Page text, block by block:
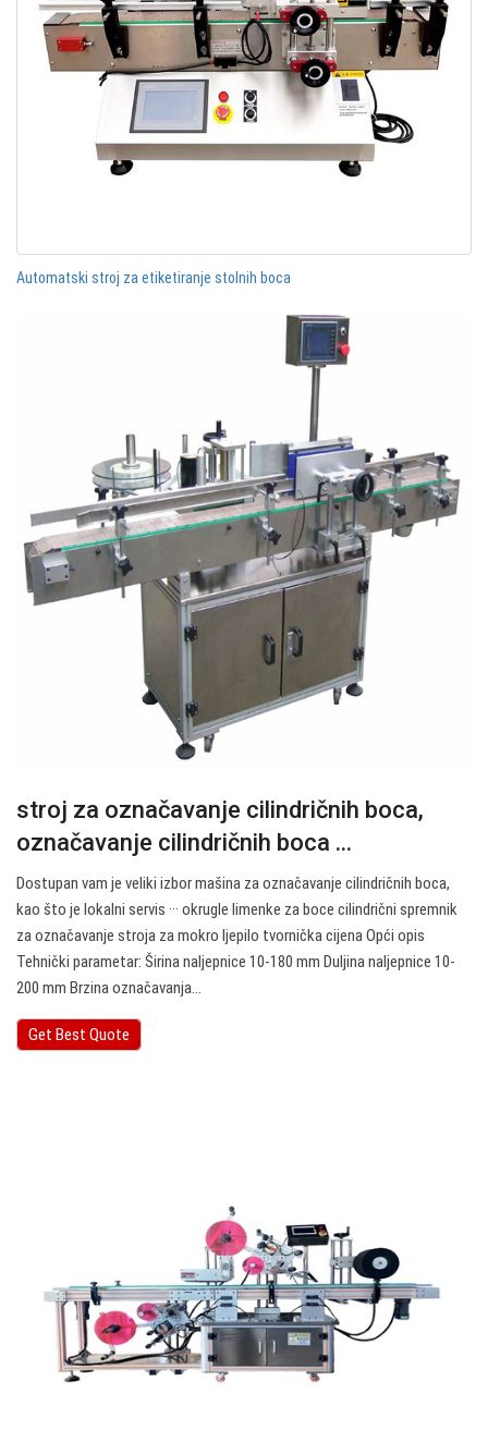
Automatski stroj za etiketiranje stolnih boca
stroj za označavanje cilindričnih boca,
označavanje cilindričnih boca ...
Dostupan vam je veliki izbor mašina za označavanje cilindričnih boca,
kao što je lokalni servis ··· okrugle limenke za boce cilindrični spremnik
za označavanje stroja za mokro ljepilo tvornička cijena Opći opis
Tehnički parametar: Širina naljepnice 10-180 mm Duljina naljepnice 10-
200 mm Brzina označavanja…
Get Best Quote